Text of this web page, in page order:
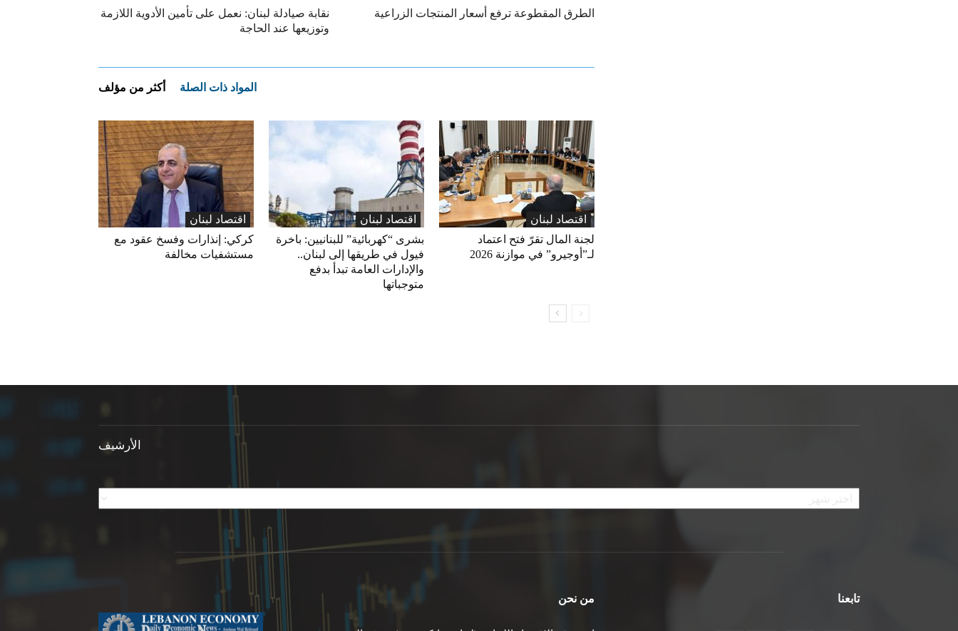
نقابة صيادلة لبنان: نعمل على تأمين الأدوية اللازمة
وتوزيعها عند الحاجة
الطرق المقطوعة ترفع أسعار المنتجات الزراعية
المواد ذات الصلة أكثر من مؤلف
اقتصاد لبنان
كركي: إنذارات وفسخ عقود مع
مستشفيات مخالفة
اقتصاد لبنان
بشرى “كهربائية” للبنانيين: باخرة
فيول في طريقها إلى لبنان..
والإدارات العامة تبدأ بدفع
متوجباتها
اقتصاد لبنان
لجنة المال تقرّ فتح اعتماد
لـ”أوجيرو” في موازنة 2026
الأرشيف
الأرشيف
من نحن تابعنا